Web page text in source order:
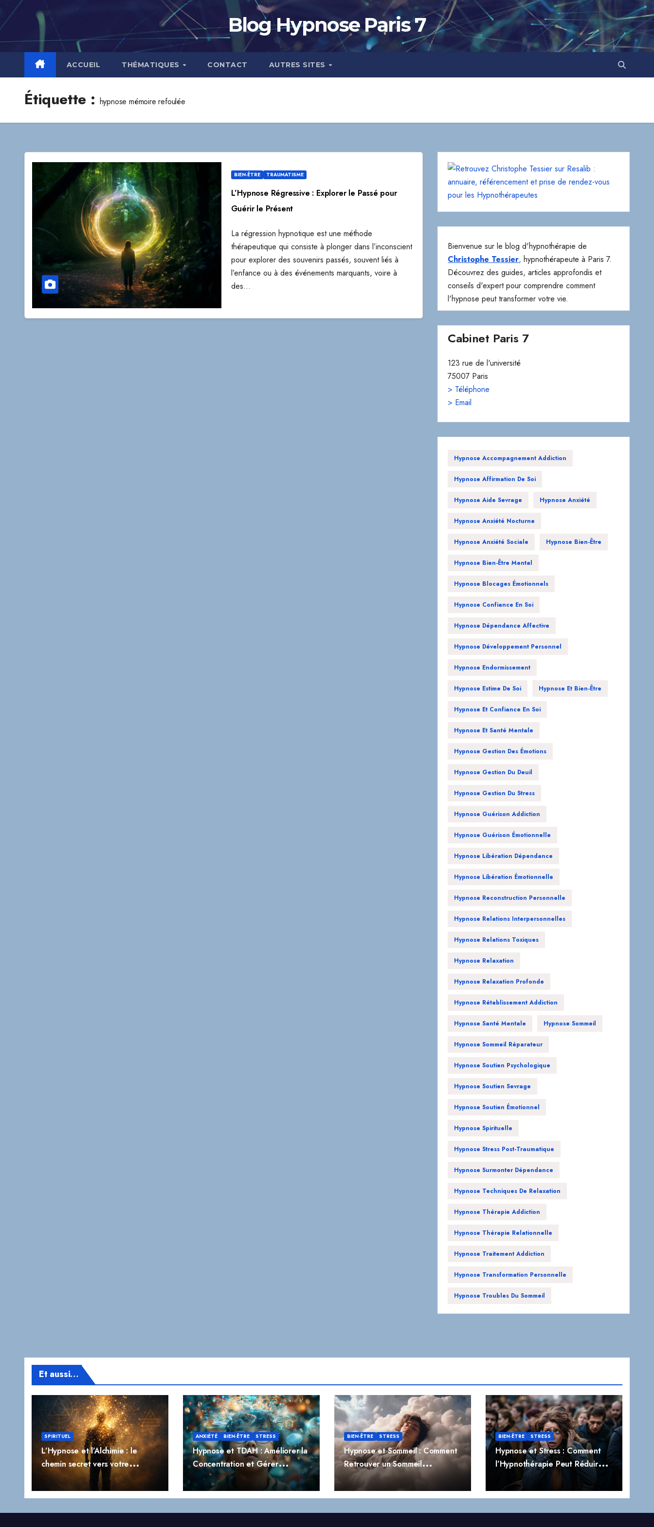
to
content
Blog Hypnose Paris 7
ACCUEIL THÉMATIQUES CONTACT AUTRES SITES
Étiquette : hypnose mémoire refoulée
BIEN-ÊTRE TRAUMATISME
L’Hypnose Régressive : Explorer le Passé pour
Guérir le Présent
La régression hypnotique est une méthode
thérapeutique qui consiste à plonger dans l’inconscient
pour explorer des souvenirs passés, souvent liés à
l’enfance ou à des événements marquants, voire à
des…
Bienvenue sur le blog d'hypnothérapie de
Christophe Tessier, hypnothérapeute à Paris 7.
Découvrez des guides, articles approfondis et
conseils d'expert pour comprendre comment
l'hypnose peut transformer votre vie.
Cabinet Paris 7
123 rue de l'université
75007 Paris
> Téléphone
> Email
Hypnose Accompagnement Addiction
Hypnose Affirmation De Soi
Hypnose Aide Sevrage Hypnose Anxiété
Hypnose Anxiété Nocturne
Hypnose Anxiété Sociale Hypnose Bien-Être
Hypnose Bien-Être Mental
Hypnose Blocages Émotionnels
Hypnose Confiance En Soi
Hypnose Dépendance Affective
Hypnose Développement Personnel
Hypnose Endormissement
Hypnose Estime De Soi Hypnose Et Bien-Être
Hypnose Et Confiance En Soi
Hypnose Et Santé Mentale
Hypnose Gestion Des Émotions
Hypnose Gestion Du Deuil
Hypnose Gestion Du Stress
Hypnose Guérison Addiction
Hypnose Guérison Émotionnelle
Hypnose Libération Dépendance
Hypnose Libération Émotionnelle
Hypnose Reconstruction Personnelle
Hypnose Relations Interpersonnelles
Hypnose Relations Toxiques
Hypnose Relaxation
Hypnose Relaxation Profonde
Hypnose Rétablissement Addiction
Hypnose Santé Mentale Hypnose Sommeil
Hypnose Sommeil Réparateur
Hypnose Soutien Psychologique
Hypnose Soutien Sevrage
Hypnose Soutien Émotionnel
Hypnose Spirituelle
Hypnose Stress Post-Traumatique
Hypnose Surmonter Dépendance
Hypnose Techniques De Relaxation
Hypnose Thérapie Addiction
Hypnose Thérapie Relationnelle
Hypnose Traitement Addiction
Hypnose Transformation Personnelle
Hypnose Troubles Du Sommeil
Et aussi…
SPIRITUEL
L’Hypnose et l’Alchimie : le
chemin secret vers votre
transformation profonde
ANXIÉTÉ BIEN-ÊTRE STRESS
Hypnose et TDAH : Améliorer la
Concentration et Gérer
l’Impulsivité
BIEN-ÊTRE STRESS
Hypnose et Sommeil : Comment
Retrouver un Sommeil
Réparateur Naturellement
BIEN-ÊTRE STRESS
Hypnose et Stress : Comment
l’Hypnothérapie Peut Réduire
Naturellement le Stress